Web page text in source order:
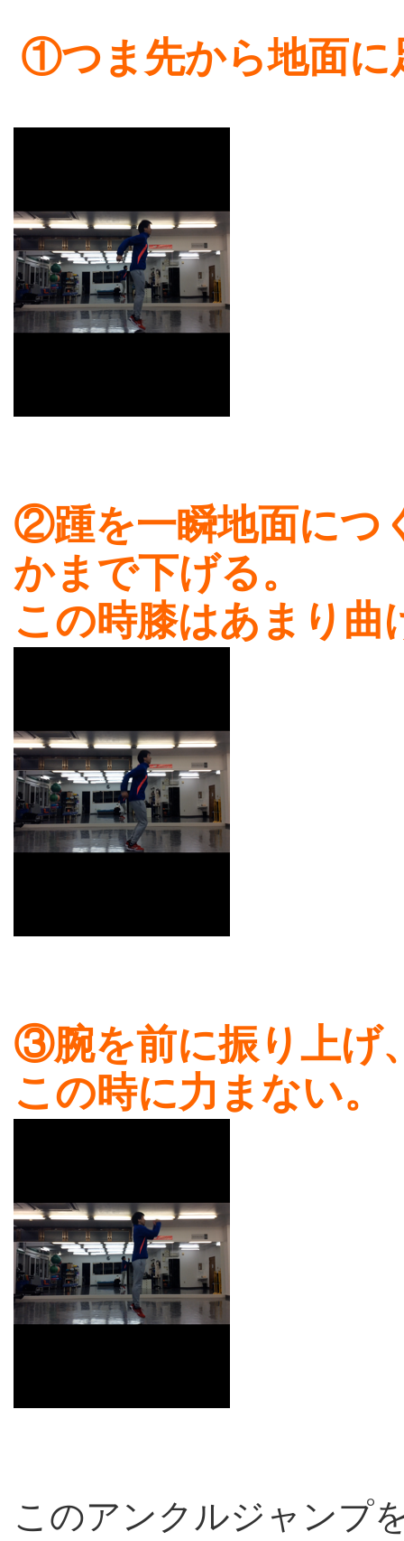
①つま先から地面に
②踵を一瞬地面につ
かまで下げる。
この時膝はあまり曲
③腕を前に振り上げ
この時に力まない。
このアンクルジャンプ